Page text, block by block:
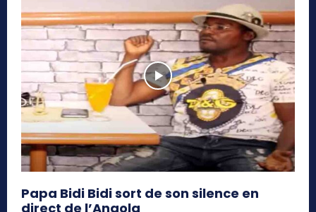
Papa Bidi Bidi sort de son silence en
direct de l’Angola